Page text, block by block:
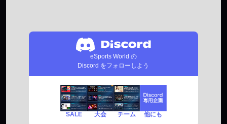
eSports World の
Discord をフォローしよう
SALE 大会 チーム 他にも